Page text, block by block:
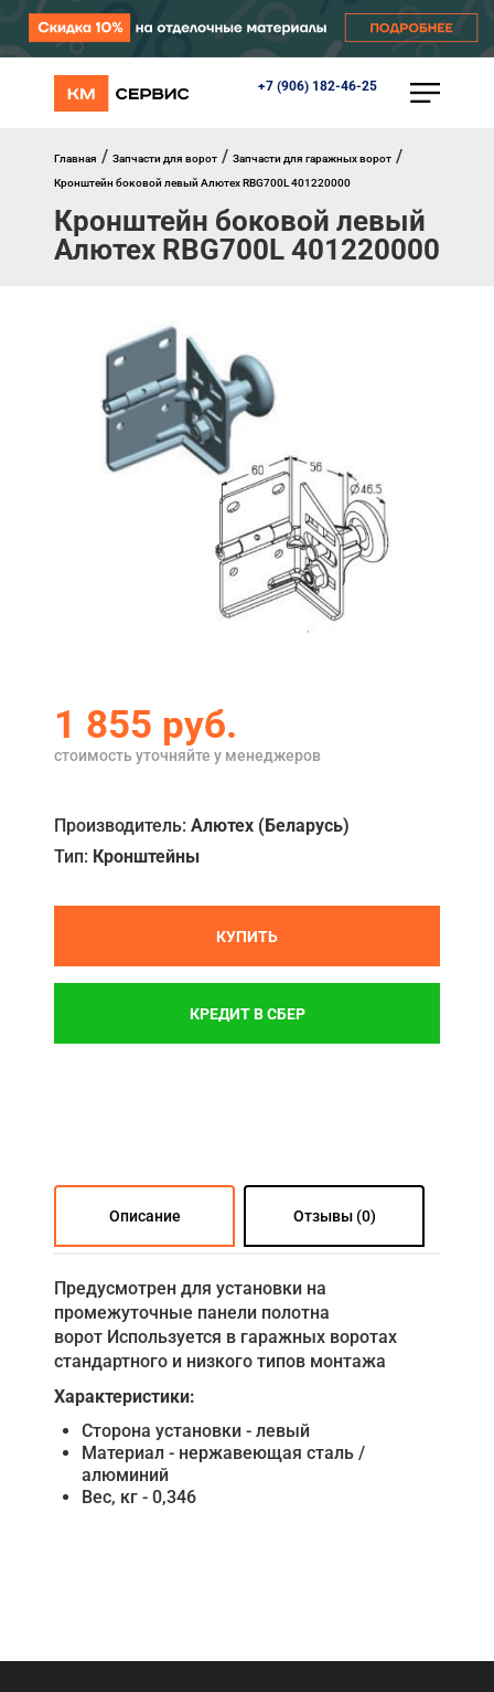
+7 (906) 182-46-25
КАТАЛОГ
Перегрузочное оборудование
Уличные калитки
Шлагбаумы
Комплектующие
Окна, порталы, двери
Кредит
О компании
Отзывы
Главная / Запчасти для ворот / Запчасти для гаражных ворот /
Кронштейн боковой левый Алютех RBG700L 401220000
Кронштейн боковой левый
Алютех RBG700L 401220000
1 855 руб.
стоимость уточняйте у менеджеров
Производитель: Алютех (Беларусь)
Тип: Кронштейны
КУПИТЬ
КРЕДИТ В СБЕР
Описание Отзывы (0)
Предусмотрен для установки на
промежуточные панели полотна
ворот Используется в гаражных воротах
стандартного и низкого типов монтажа
Характеристики:
Сторона установки - левый
Материал - нержавеющая сталь /
алюминий
Вес, кг - 0,346